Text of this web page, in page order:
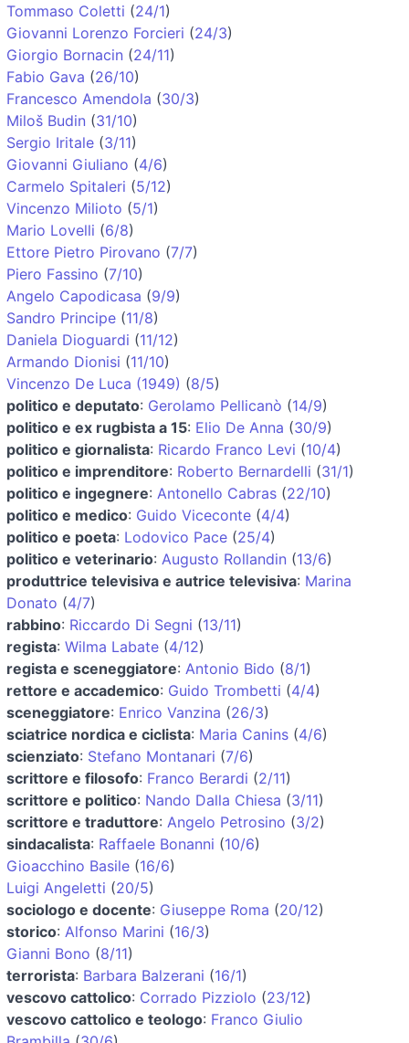
Tommaso Coletti (24/1)
Giovanni Lorenzo Forcieri (24/3)
Giorgio Bornacin (24/11)
Fabio Gava (26/10)
Francesco Amendola (30/3)
Miloš Budin (31/10)
Sergio Iritale (3/11)
Giovanni Giuliano (4/6)
Carmelo Spitaleri (5/12)
Vincenzo Milioto (5/1)
Mario Lovelli (6/8)
Ettore Pietro Pirovano (7/7)
Piero Fassino (7/10)
Angelo Capodicasa (9/9)
Sandro Principe (11/8)
Daniela Dioguardi (11/12)
Armando Dionisi (11/10)
Vincenzo De Luca (1949) (8/5)
politico e deputato: Gerolamo Pellicanò (14/9)
politico e ex rugbista a 15: Elio De Anna (30/9)
politico e giornalista: Ricardo Franco Levi (10/4)
politico e imprenditore: Roberto Bernardelli (31/1)
politico e ingegnere: Antonello Cabras (22/10)
politico e medico: Guido Viceconte (4/4)
politico e poeta: Lodovico Pace (25/4)
politico e veterinario: Augusto Rollandin (13/6)
produttrice televisiva e autrice televisiva: Marina
Donato (4/7)
rabbino: Riccardo Di Segni (13/11)
regista: Wilma Labate (4/12)
regista e sceneggiatore: Antonio Bido (8/1)
rettore e accademico: Guido Trombetti (4/4)
sceneggiatore: Enrico Vanzina (26/3)
sciatrice nordica e ciclista: Maria Canins (4/6)
scienziato: Stefano Montanari (7/6)
scrittore e filosofo: Franco Berardi (2/11)
scrittore e politico: Nando Dalla Chiesa (3/11)
scrittore e traduttore: Angelo Petrosino (3/2)
sindacalista: Raffaele Bonanni (10/6)
Gioacchino Basile (16/6)
Luigi Angeletti (20/5)
sociologo e docente: Giuseppe Roma (20/12)
storico: Alfonso Marini (16/3)
Gianni Bono (8/11)
terrorista: Barbara Balzerani (16/1)
vescovo cattolico: Corrado Pizziolo (23/12)
vescovo cattolico e teologo: Franco Giulio